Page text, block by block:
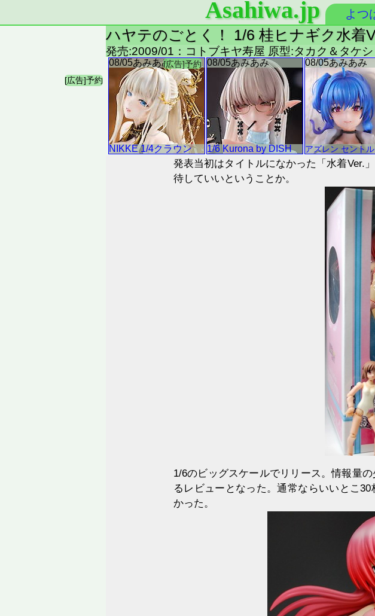
Asahiwa.jp よつ
ハヤテのごとく！ 1/6 桂ヒナギク水着
発売:2009/01：コトブキヤ寿屋 原型:タカク＆タケシ
発表当初はタイトルになかった「水着Ver.
待していいということか。
1/6のビッグスケールでリリース。情報量
るレビューとなった。通常ならいいとこ
かった。